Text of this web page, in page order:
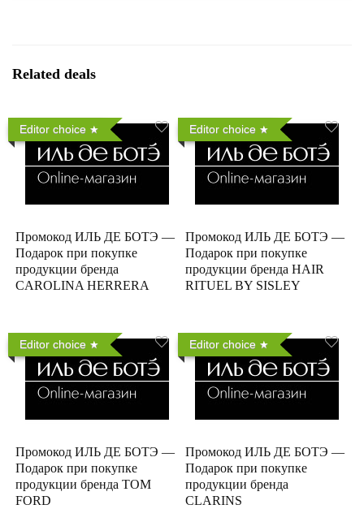
Related deals
Editor choice
Промокод ИЛЬ ДЕ БОТЭ —
Подарок при покупке
продукции бренда
CAROLINA HERRERA
Editor choice
Промокод ИЛЬ ДЕ БОТЭ —
Подарок при покупке
продукции бренда HAIR
RITUEL BY SISLEY
Editor choice
Промокод ИЛЬ ДЕ БОТЭ —
Подарок при покупке
продукции бренда TOM
FORD
Editor choice
Промокод ИЛЬ ДЕ БОТЭ —
Подарок при покупке
продукции бренда
CLARINS